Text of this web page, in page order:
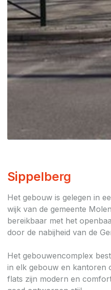
Sippelberg
Het gebouw is gelegen in
wijk van de gemeente
bereikbaar met het
door de nabijheid van de
Het gebouwencomplex
in elk gebouw en kantoren
flats zijn modern en